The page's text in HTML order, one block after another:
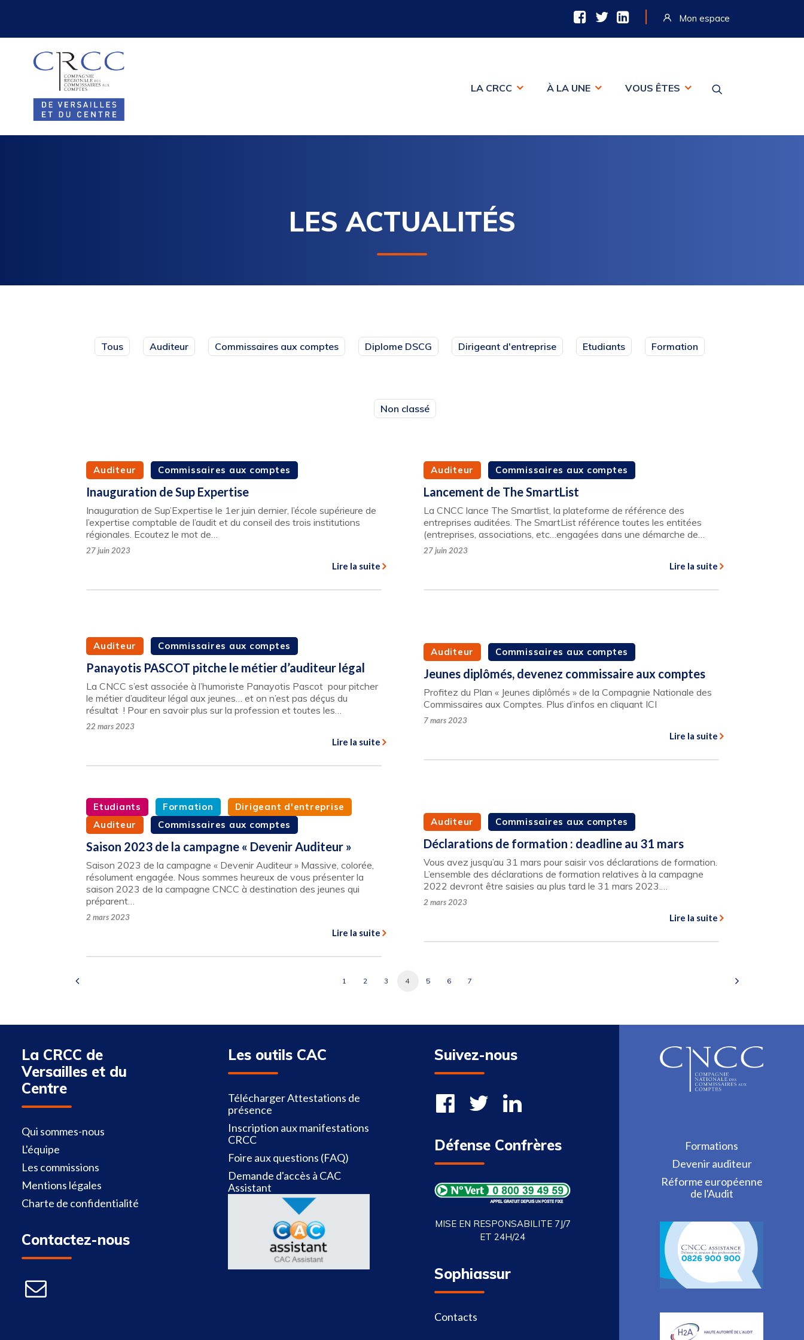
| Mon espace
LA CRCC À LA UNE VOUS ÊTES
LES ACTUALITÉS
Tous Auditeur Commissaires aux comptes Diplome DSCG Dirigeant d'entreprise Etudiants Formation
Non classé
Auditeur Commissaires aux comptes
Inauguration de Sup Expertise
Inauguration de Sup’Expertise le 1er juin dernier, l’école supérieure de
l’expertise comptable de l’audit et du conseil des trois institutions
régionales. Ecoutez le mot de…
27 juin 2023
Lire la suite
Auditeur Commissaires aux comptes
Lancement de The SmartList
La CNCC lance The Smartlist, la plateforme de référence des
entreprises auditées. The SmartList référence toutes les entitées
(entreprises, associations, etc…engagées dans une démarche de…
27 juin 2023
Lire la suite
Auditeur Commissaires aux comptes
Panayotis PASCOT pitche le métier d’auditeur légal
La CNCC s’est associée à l’humoriste Panayotis Pascot pour pitcher
le métier d’auditeur légal aux jeunes… et on n’est pas déçus du
résultat ! Pour en savoir plus sur la profession et toutes les…
22 mars 2023
Lire la suite
Auditeur Commissaires aux comptes
Jeunes diplômés, devenez commissaire aux comptes
Profitez du Plan « Jeunes diplômés » de la Compagnie Nationale des
Commissaires aux Comptes. Plus d’infos en cliquant ICI
7 mars 2023
Lire la suite
Etudiants Formation
Dirigeant d'entreprise
Auditeur
Commissaires aux comptes
Saison 2023 de la campagne « Devenir Auditeur »
Saison 2023 de la campagne « Devenir Auditeur » Massive, colorée,
résolument engagée. Nous sommes heureux de vous présenter la
saison 2023 de la campagne CNCC à destination des jeunes qui
préparent…
2 mars 2023
Lire la suite
Auditeur Commissaires aux comptes
Déclarations de formation : deadline au 31 mars
Vous avez jusqu’au 31 mars pour saisir vos déclarations de formation.
L’ensemble des déclarations de formation relatives à la campagne
2022 devront être saisies au plus tard le 31 mars 2023.…
2 mars 2023
Lire la suite
1 2 3 4 5 6 7
La CRCC de
Versailles et du
Centre
Qui sommes-nous
L'équipe
Les commissions
Mentions légales
Charte de confidentialité
Contactez-nous
Les outils CAC
Télécharger Attestations de
présence
Inscription aux manifestations
CRCC
Foire aux questions (FAQ)
Demande d'accès à CAC
Assistant
Suivez-nous
Défense Confrères
MISE EN RESPONSABILITE 7J/7
ET 24H/24
Sophiassur
Contacts
Formations
Devenir auditeur
Réforme européenne
de l'Audit